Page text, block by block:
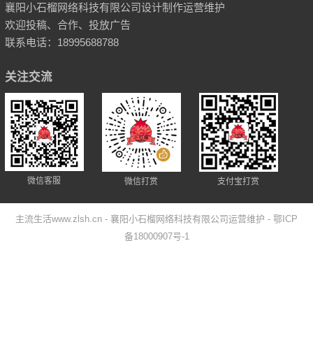
襄阳小石榴网络科技有限公司设计制作运营维护
欢迎投稿、合作、投放广告
联系电话：18995688788
关注交流
微信客服 微信打赏 支付宝打赏
主流生活www.zlsh.cn - 襄阳小石榴网络科技有限公司运营维护 - 鄂ICP
备18000907号-1